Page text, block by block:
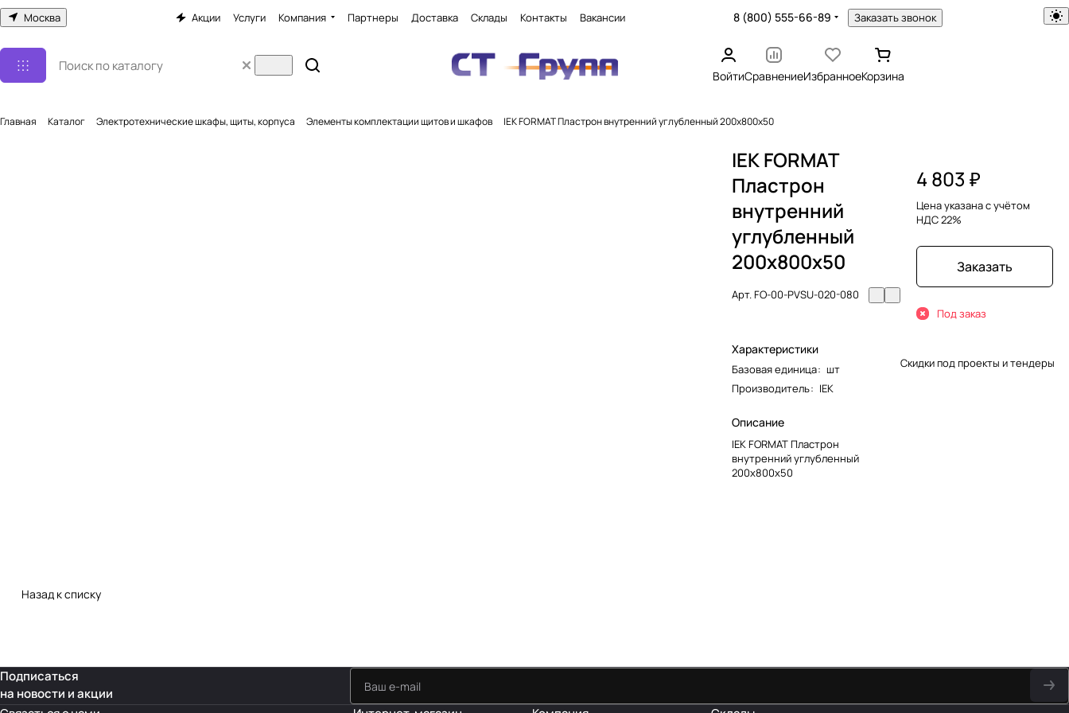
Москва Акции Услуги Компания Партнеры Доставка Склады Контакты Вакансии 8 (800) 555-66-89 Заказать звонок
ВойтиСравнениеИзбранноеКорзина
Главная Каталог Электротехнические шкафы, щиты, корпуса Элементы комплектации щитов и шкафов IEK FORMAT Пластрон внутренний углубленный 200х800х50
IEK FORMAT
Пластрон
внутренний
углубленный
200х800х50
Арт.FO-00-PVSU-020-080
Характеристики
Базовая единица: шт
Производитель: IEK
Описание
IEK FORMAT Пластрон
внутренний углубленный
200х800х50
4 803 ₽
Цена указана с учётом
НДС 22%
Заказать
Под заказ
Скидки под проекты и тендеры
Назад к списку
Подписаться
на новости и акции